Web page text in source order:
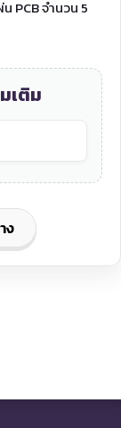
PCB จำนวน 5
เติม
ง